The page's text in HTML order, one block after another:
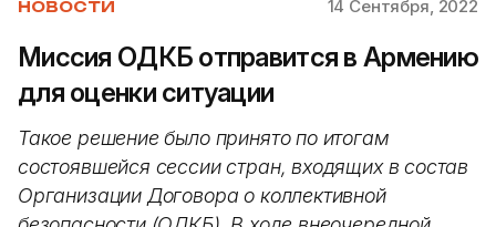
НОВОСТИ 14 Сентября, 2022
Миссия ОДКБ отправится в Армению
для оценки ситуации
Такое решение было принято по итогам
состоявшейся сессии стран, входящих в состав
Организации Договора о коллективной